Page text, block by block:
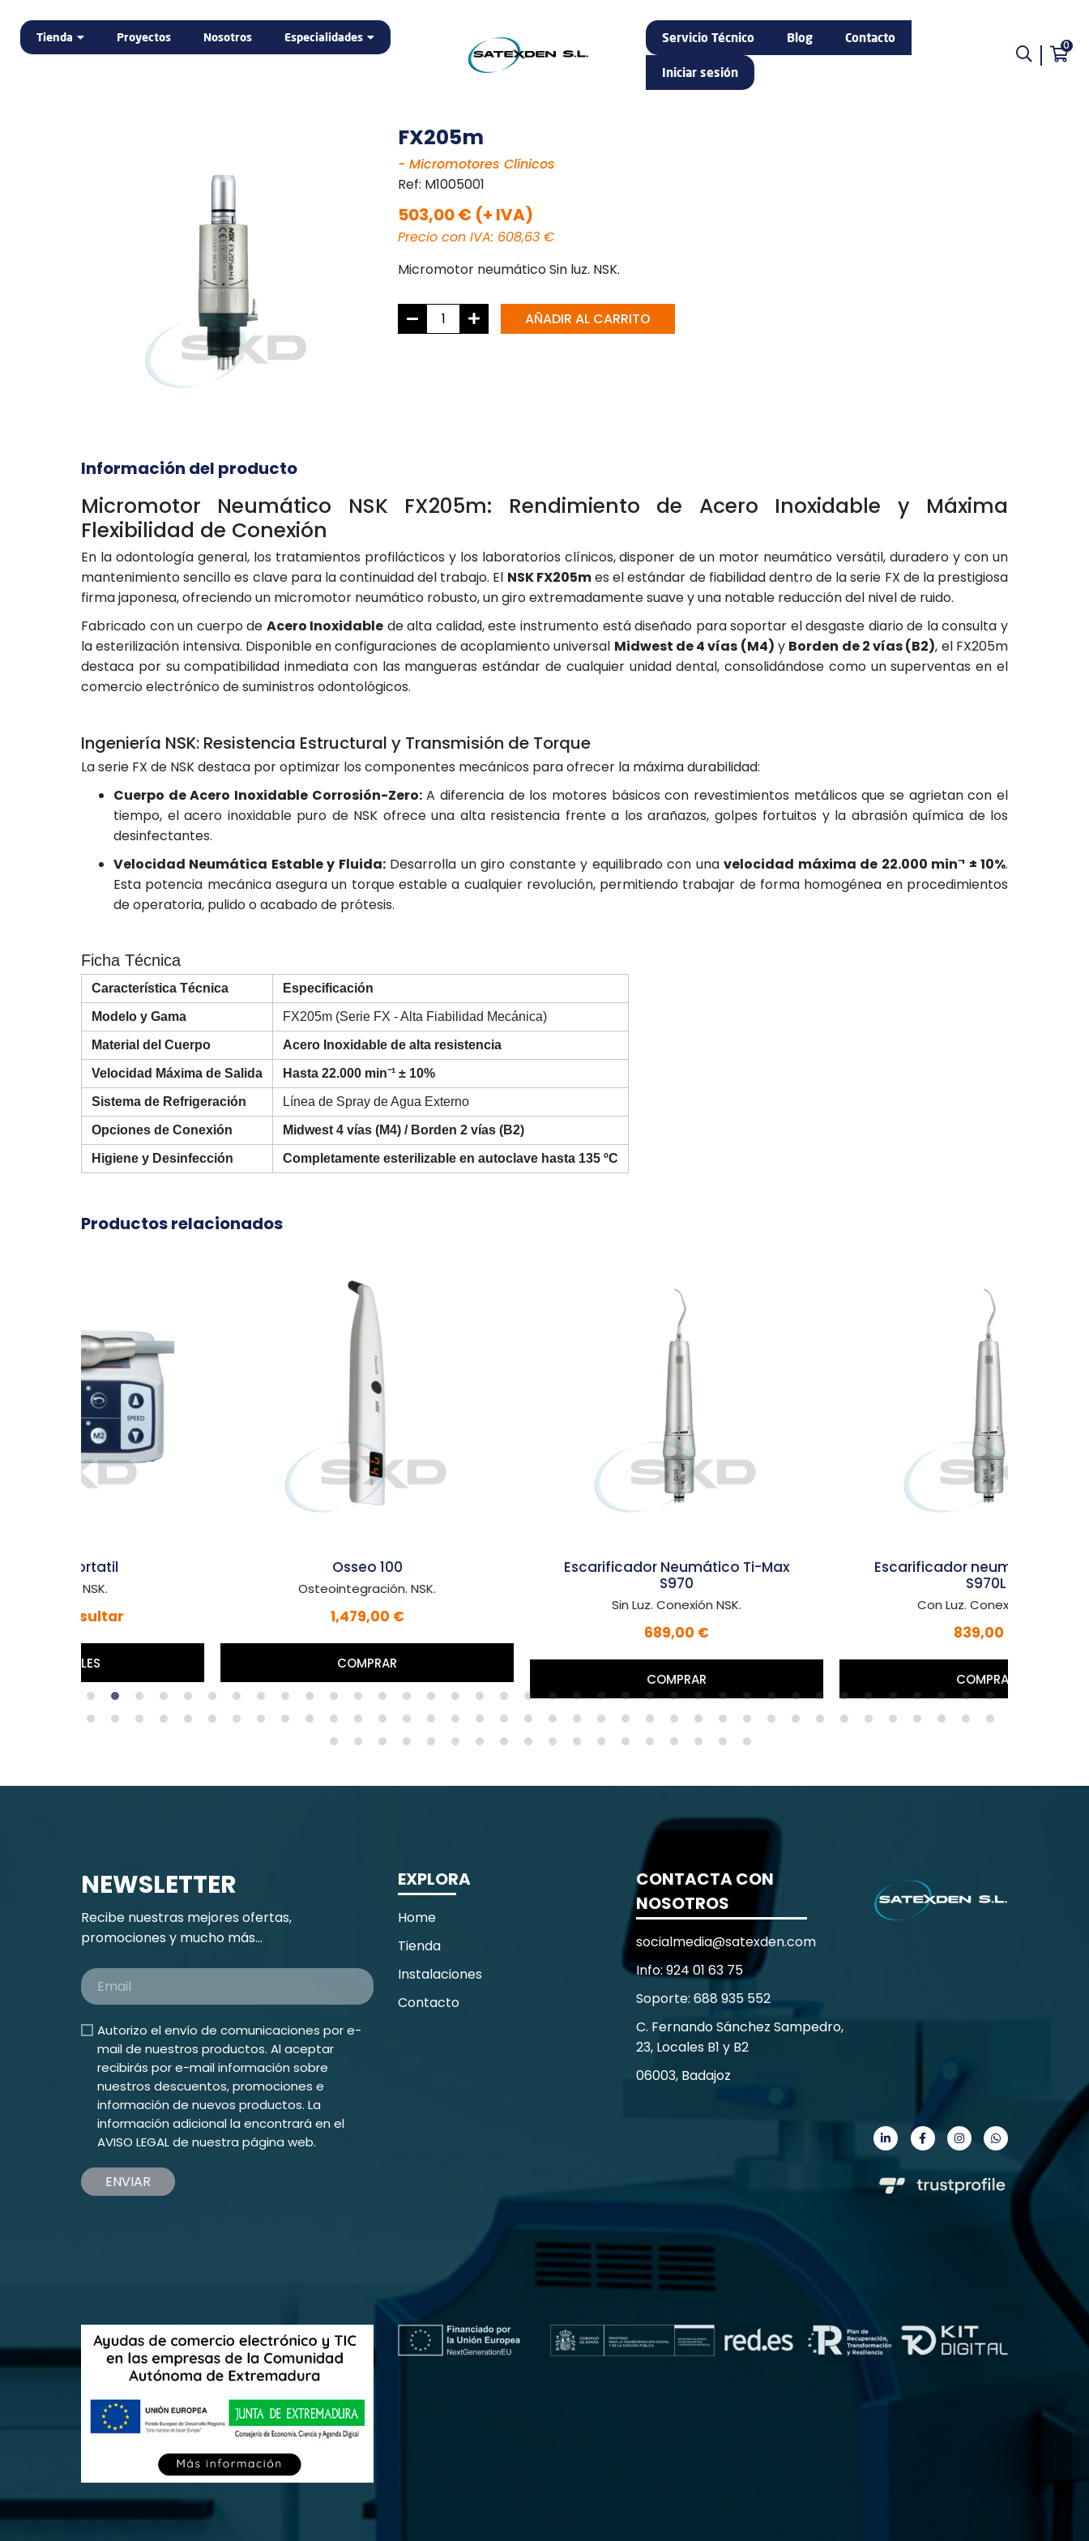
Tienda Proyectos Nosotros Especialidades Servicio Técnico Blog Contacto
Iniciar sesión
0
FX205m
- Micromotores Clínicos
Ref: M1005001
503,00 € (+ IVA)
Precio con IVA: 608,63 €
Micromotor neumático Sin luz. NSK.
AÑADIR AL CARRITO
Información del producto
Micromotor Neumático NSK FX205m: Rendimiento de Acero Inoxidable y Máxima
Flexibilidad de Conexión
En la odontología general, los tratamientos profilácticos y los laboratorios clínicos, disponer de un motor neumático versátil, duradero y con un
mantenimiento sencillo es clave para la continuidad del trabajo. El NSK FX205mes el estándar de fiabilidad dentro de la serie FX de la prestigiosa
firma japonesa, ofreciendo un micromotor neumático robusto, un giro extremadamente suave y una notable reducción del nivel de ruido.
Fabricado con un cuerpo de Acero Inoxidable de alta calidad, este instrumento está diseñado para soportar el desgaste diario de la consulta y
la esterilización intensiva. Disponible en configuraciones de acoplamiento universal Midwest de 4 vías (M4) y Borden de 2 vías (B2), el FX205m
destaca por su compatibilidad inmediata con las mangueras estándar de cualquier unidad dental, consolidándose como un superventas en el
comercio electrónico de suministros odontológicos.
Ingeniería NSK: Resistencia Estructural y Transmisión de Torque
La serie FX de NSK destaca por optimizar los componentes mecánicos para ofrecer la máxima durabilidad:
Cuerpo de Acero Inoxidable Corrosión-Zero:A diferencia de los motores básicos con revestimientos metálicos que se agrietan con el
tiempo, el acero inoxidable puro de NSK ofrece una alta resistencia frente a los arañazos, golpes fortuitos y la abrasión química de los
desinfectantes.
Velocidad Neumática Estable y Fluida:Desarrolla un giro constante y equilibrado con unavelocidad máxima de 22.000 min⁻¹ ± 10%.
Esta potencia mecánica asegura un torque estable a cualquier revolución, permitiendo trabajar de forma homogénea en procedimientos
de operatoria, pulido o acabado de prótesis.
Ficha Técnica
Característica Técnica Especificación
Modelo y Gama FX205m (Serie FX - Alta Fiabilidad Mecánica)
Material del Cuerpo Acero Inoxidable de alta resistencia
Velocidad Máxima de Salida Hasta 22.000 min⁻¹ ± 10%
Sistema de Refrigeración Línea de Spray de Agua Externo
Opciones de Conexión Midwest 4 vías (M4) / Borden 2 vías (B2)
Higiene y Desinfección Completamente esterilizable en autoclave hasta 135 ºC
Productos relacionados
Osteointegración. NSK.
Escarificador Neumático Ti-Max
Escarificador neumático Ti-Max
Con Luz. Conexión NSK.
NEWSLETTER
Recibe nuestras mejores ofertas,
promociones y mucho más...
Autorizo el envío de comunicaciones por e-
mail de nuestros productos. Al aceptar
recibirás por e-mail información sobre
nuestros descuentos, promociones e
información de nuevos productos. La
información adicional la encontrará en el
AVISO LEGALde nuestra página web.
ENVIAR
EXPLORA
Home
Tienda
Instalaciones
Contacto
CONTACTA CON
NOSOTROS
socialmedia@satexden.com
Info: 924 01 63 75
Soporte: 688 935 552
C. Fernando Sánchez Sampedro,
23, Locales B1 y B2
06003, Badajoz